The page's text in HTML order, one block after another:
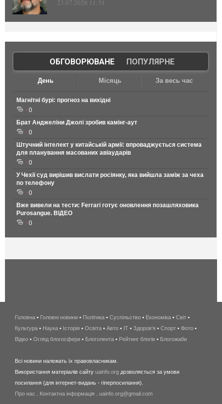
23.07.2026 11:31
ОБГОВОРЮВАНЕ| ПОПУЛЯРНЕ
День Місяць За весь час
Магнітні бурі: прогноз на вихідні
0
Брат Анджеліни Джолі зробив камінг-аут
0
Штучний інтелект у китайській армії: впроваджується система
для планування масованих авіаударів
0
У Чехії суд вирішив вислати росіянку, яка вийшла заміж за чеха
по телефону
0
Вже вивели на тести: Ferrari готує оновлення позашляховика
Purosangue. ВІДЕО
0
беспроводной
интернет
киев
wimax
в
Головна • Головні новини • Політика • Суспільство • Економіка • Світ •
Культура • Наука • Історія • Освіта • Авто • IT • Здоров'я • Спорт • Фото •
Відео • Огляд блогосфери • Блоголента • Рейтинг блогів • Блогожаби
Всі новини належать їх правовласникам.
Використання матеріалів сайту uainfo.org дозволяється за умови
посилання (для інтернет-видань - гіперпосилання).
Про нас
Контактна інформація uainfo.org@gmail.com